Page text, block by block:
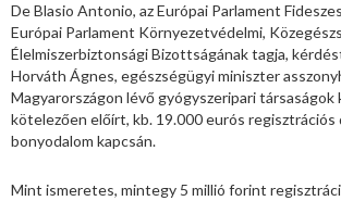
De Blasio Antonio, az Európai Parlament
Európai Parlament Környezetvédelmi,
Élelmiszerbiztonsági Bizottságának tagja,
Horváth Ágnes, egészségügyi miniszter
Magyarországon lévő gyógyszeripari társaságok
kötelezően előírt, kb. 19.000 eurós regisztrációs
bonyodalom kapcsán.
Mint ismeretes, mintegy 5 millió forint